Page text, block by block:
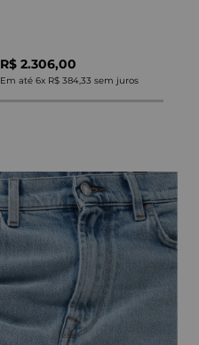
R$ 2.306,00
Em até 6x R$ 384,33 sem juros